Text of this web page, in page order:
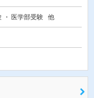
医学部受験 他